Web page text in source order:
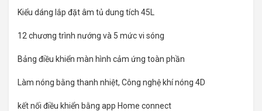
Kiểu dáng lắp đặt âm tủ dung tích 45L
12 chương trình nướng và 5 mức vi sóng
Bảng điều khiển màn hình cảm ứng toàn phần
Làm nóng bằng thanh nhiệt, Công nghệ khí nóng 4D
kết nối điều khiển bằng app Home connect